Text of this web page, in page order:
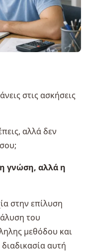
στις ασκήσεις
αλλά δεν
γνώση, αλλά η
στην επίλυση
του
μεθόδου και
αυτή